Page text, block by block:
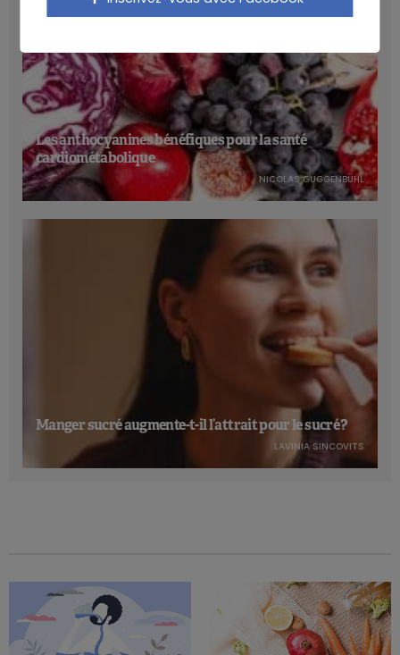
Les anthocyanines bénéfiques pour la santé
cardiométabolique
NICOLAS GUGGENBÜHL
Manger sucré augmente-t-il l’attrait pour le sucré ?
LAVINIA SINCOVITS